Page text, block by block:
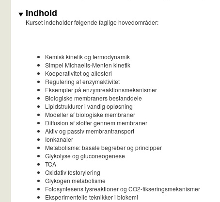
Indhold
Kurset indeholder følgende faglige hovedområder:
Kemisk kinetik og termodynamik
Simpel Michaelis-Menten kinetik
Kooperativitet og allosteri
Regulering af enzymaktivitet
Eksempler på enzymreaktionsmekanismer
Biologiske membraners bestanddele
Lipidstrukturer i vandig opløsning
Modeller af biologiske membraner
Diffusion af stoffer gennem membraner
Aktiv og passiv membrantransport
Ionkanaler
Metabolisme: basale begreber og principper
Glykolyse og gluconeogenese
TCA
Oxidativ fosforylering
Glykogen metabolisme
Fotosyntesens lysreaktioner og CO2-fikseringsmekanismer
Eksperimentelle teknikker i biokemi